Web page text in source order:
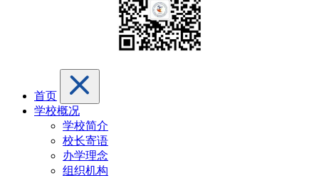
首页
学校概况
学校简介
校长寄语
办学理念
组织机构